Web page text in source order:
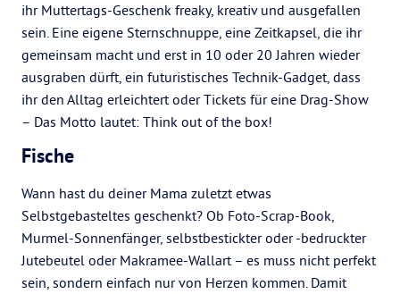
ihr Muttertags-Geschenk freaky, kreativ und ausgefallen
sein. Eine eigene Sternschnuppe, eine Zeitkapsel, die ihr
gemeinsam macht und erst in 10 oder 20 Jahren wieder
ausgraben dürft, ein futuristisches Technik-Gadget, dass
ihr den Alltag erleichtert oder Tickets für eine Drag-Show
– Das Motto lautet: Think out of the box!
Fische
Wann hast du deiner Mama zuletzt etwas
Selbstgebasteltes geschenkt? Ob Foto-Scrap-Book,
Murmel-Sonnenfänger, selbstbestickter oder -bedruckter
Jutebeutel oder Makramee-Wallart – es muss nicht perfekt
sein, sondern einfach nur von Herzen kommen. Damit